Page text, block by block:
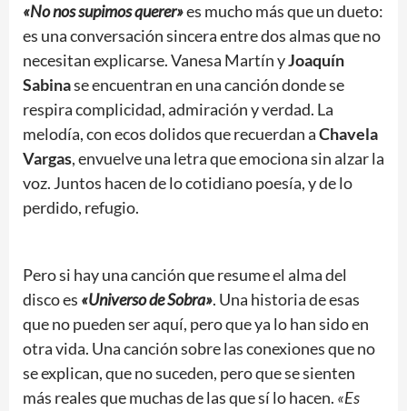
«No nos supimos querer»es mucho más que un dueto:
es una conversación sincera entre dos almas que no
necesitan explicarse. Vanesa Martín yJoaquín
Sabinase encuentran en una canción donde se
respira complicidad, admiración y verdad. La
melodía, con ecos dolidos que recuerdan aChavela
Vargas, envuelve una letra que emociona sin alzar la
voz. Juntos hacen de lo cotidiano poesía, y de lo
perdido, refugio.
Pero si hay una canción que resume el alma del
disco es «Universo de Sobra». Una historia de esas
que no pueden ser aquí, pero que ya lo han sido en
otra vida. Una canción sobre las conexiones que no
se explican, que no suceden, pero que se sienten
más reales que muchas de las que sí lo hacen. «Es